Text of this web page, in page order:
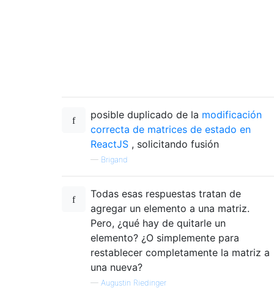
posible duplicado de la modificación
correcta de matrices de estado en
ReactJS , solicitando fusión
— Brigand
Todas esas respuestas tratan de
agregar un elemento a una matriz.
Pero, ¿qué hay de quitarle un
elemento? ¿O simplemente para
restablecer completamente la matriz a
una nueva?
— Augustin Riedinger